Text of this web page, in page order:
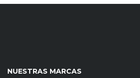
NUESTRAS MARCAS